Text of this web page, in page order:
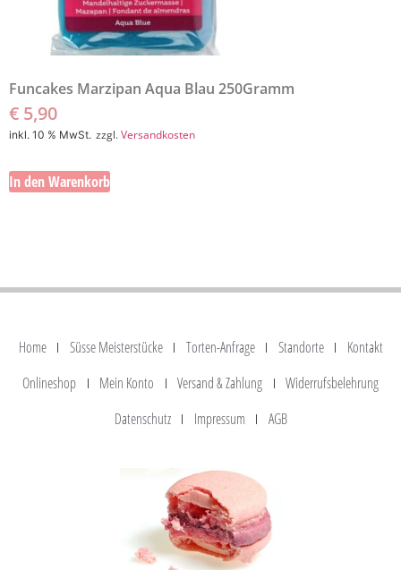
Funcakes Marzipan Aqua Blau 250Gramm
€ 5,90
inkl. 10 % MwSt. zzgl.Versandkosten
In den Warenkorb
Home Süsse Meisterstücke Torten-Anfrage Standorte
Kontakt
Onlineshop
Mein Konto Versand & Zahlung
Widerrufsbelehrung
Datenschutz
Impressum AGB